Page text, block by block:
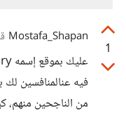
1
Mostafa_Shapan
فيه عنالمنافسين لك
من الناجحين منهم،